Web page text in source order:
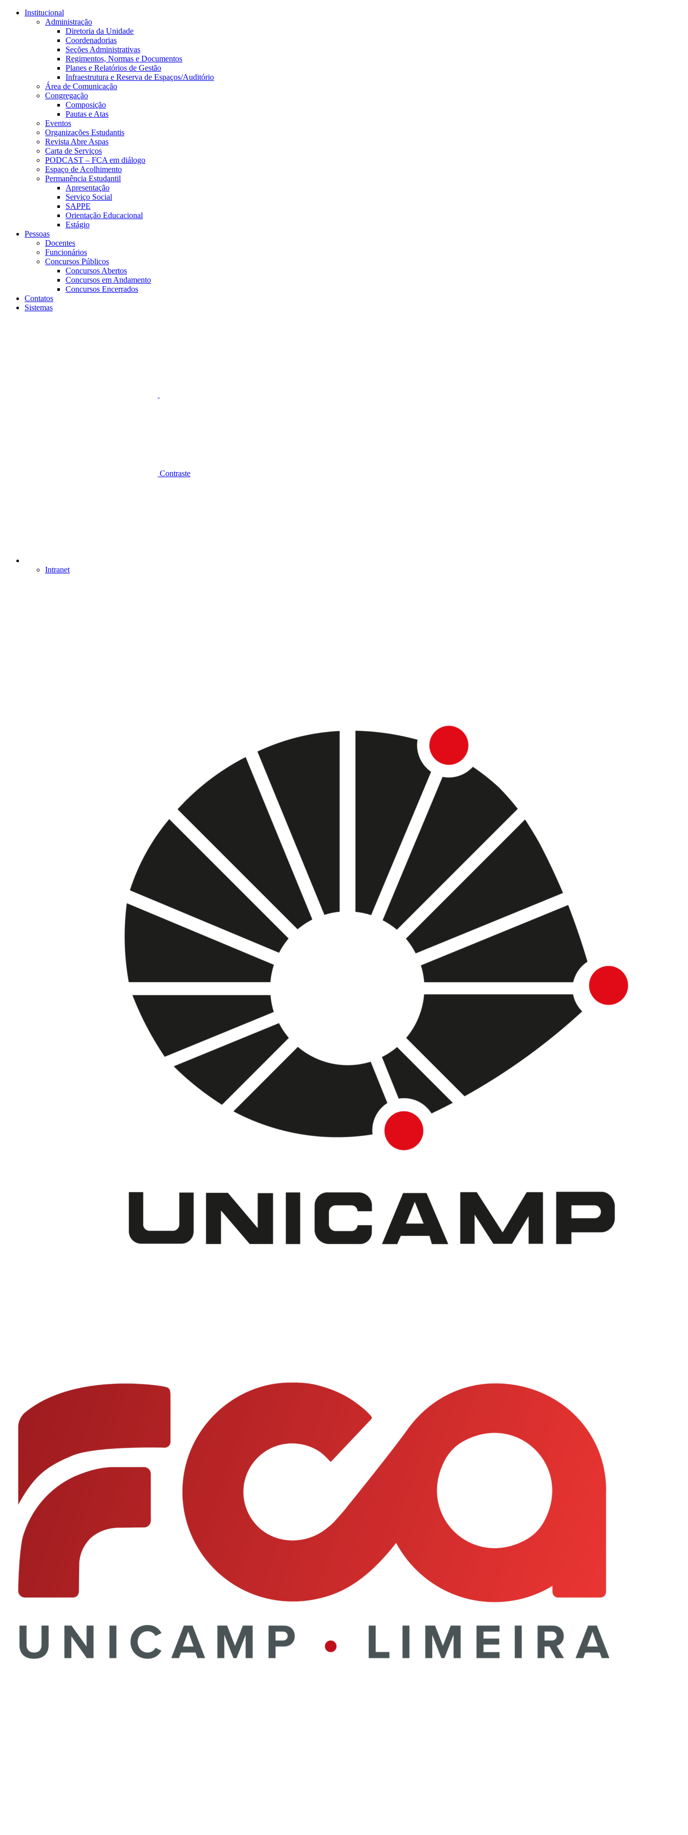
Conteúdo principal
Institucional
Administração
Diretoria da Unidade
Coordenadorias
Seções Administrativas
Regimentos, Normas e Documentos
Planes e Relatórios de Gestão
Infraestrutura e Reserva de Espaços/Auditório
Área de Comunicação
Congregação
Composição
Pautas e Atas
Eventos
Organizações Estudantis
Revista Abre Aspas
Carta de Serviços
PODCAST – FCA em diálogo
Espaço de Acolhimento
Permanência Estudantil
Apresentação
Serviço Social
SAPPE
Orientação Educacional
Estágio
Pessoas
Docentes
Funcionários
Concursos Públicos
Concursos Abertos
Concursos em Andamento
Concursos Encerrados
Contatos
Sistemas
Contraste
Intranet